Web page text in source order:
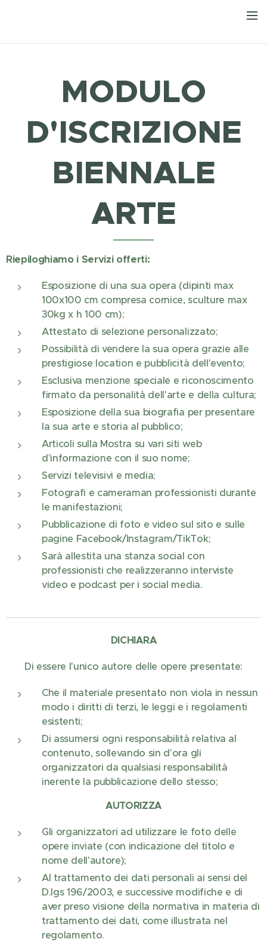
MODULO
D'ISCRIZIONE
BIENNALE
ARTE
Riepiloghiamo i Servizi offerti:
Esposizione di una sua opera (dipinti max
100x100 cm compresa cornice, sculture max
30kg x h 100 cm);
Attestato di selezione personalizzato;
Possibilità di vendere la sua opera grazie alle
prestigiose location e pubblicità dell'evento;
Esclusiva menzione speciale e riconoscimento
firmato da personalità dell'arte e della cultura;
Esposizione della sua biografia per presentare
la sua arte e storia al pubblico;
Articoli sulla Mostra su vari siti web
d'informazione con il suo nome;
Servizi televisivi e media;
Fotografi e cameraman professionisti durante
le manifestazioni;
Pubblicazione di foto e video sul sito e sulle
pagine Facebook/Instagram/TikTok;
Sarà allestita una stanza social con
professionisti che realizzeranno interviste
video e podcast per i social media.
DICHIARA
Di essere l'unico autore delle opere presentate:
Che il materiale presentato non viola in nessun
modo i diritti di terzi, le leggi e i regolamenti
esistenti;
Di assumersi ogni responsabilità relativa al
contenuto, sollevando sin d'ora gli
organizzatori da qualsiasi responsabilità
inerente la pubblicazione dello stesso;
AUTORIZZA
Gli organizzatori ad utilizzare le foto delle
opere inviate (con indicazione del titolo e
nome dell'autore);
Al trattamento dei dati personali ai sensi del
D.lgs 196/2003, e successive modifiche e di
aver preso visione della normativa in materia di
trattamento dei dati, come illustrata nel
regolamento.